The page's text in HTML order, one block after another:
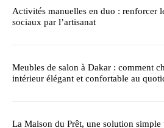
Activités manuelles en duo : renforcer
sociaux par l’artisanat
Meubles de salon à Dakar : comment
intérieur élégant et confortable au
La Maison du Prêt, une solution simple